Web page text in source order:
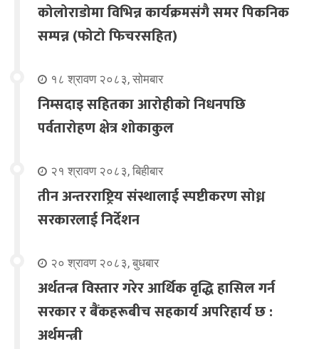
कोलोराडोमा विभिन्न कार्यक्रमसंगै समर पिकनिक
सम्पन्न (फोटो फिचरसहित)
१८ श्रावण २०८३, सोमबार
निम्सदाइ सहितका आरोहीको निधनपछि
पर्वतारोहण क्षेत्र शोकाकुल
२१ श्रावण २०८३, बिहीबार
तीन अन्तरराष्ट्रिय संस्थालाई स्पष्टीकरण सोध्न
सरकारलाई निर्देशन
२० श्रावण २०८३, बुधबार
अर्थतन्त्र विस्तार गरेर आर्थिक वृद्धि हासिल गर्न
सरकार र बैंकहरूबीच सहकार्य अपरिहार्य छ :
अर्थमन्त्री